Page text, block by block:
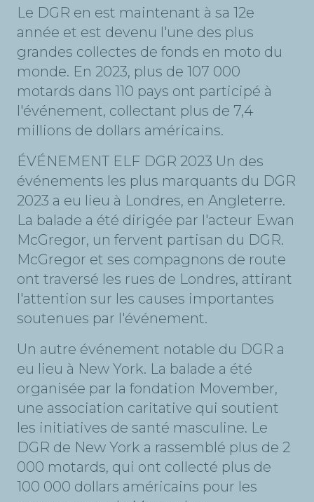
Le DGR en est maintenant à sa 12e
année et est devenu l'une des plus
grandes collectes de fonds en moto du
monde. En 2023, plus de 107 000
motards dans 110 pays ont participé à
l'événement, collectant plus de 7,4
millions de dollars américains.
ÉVÉNEMENT ELF DGR 2023 Un des
événements les plus marquants du DGR
2023 a eu lieu à Londres, en Angleterre.
La balade a été dirigée par l'acteur Ewan
McGregor, un fervent partisan du DGR.
McGregor et ses compagnons de route
ont traversé les rues de Londres, attirant
l'attention sur les causes importantes
soutenues par l'événement.
Un autre événement notable du DGR a
eu lieu à New York. La balade a été
organisée par la fondation Movember,
une association caritative qui soutient
les initiatives de santé masculine. Le
DGR de New York a rassemblé plus de 2
000 motards, qui ont collecté plus de
100 000 dollars américains pour les